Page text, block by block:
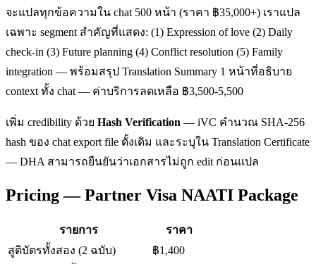
จะแปลทุกข้อความใน chat 500 หน้า (ราคา ฿35,000+) เราแปล
เฉพาะ segment สำคัญที่แสดง: (1) Expression of love (2) Daily
check-in (3) Future planning (4) Conflict resolution (5) Family
integration — พร้อมสรุป Translation Summary 1 หน้าที่อธิบาย
context ทั้ง chat — ค่าบริการลดเหลือ ฿3,500-5,500
เพิ่ม credibility ด้วย Hash Verification — iVC คำนวณ SHA-256
hash ของ chat export file ดั้งเดิม และระบุใน Translation Certificate
— DHA สามารถยืนยันว่าเอกสารไม่ถูก edit ก่อนแปล
Pricing — Partner Visa NAATI Package
รายการ
ราคา
สูติบัตรทั้งสอง (2 ฉบับ)
฿1,400